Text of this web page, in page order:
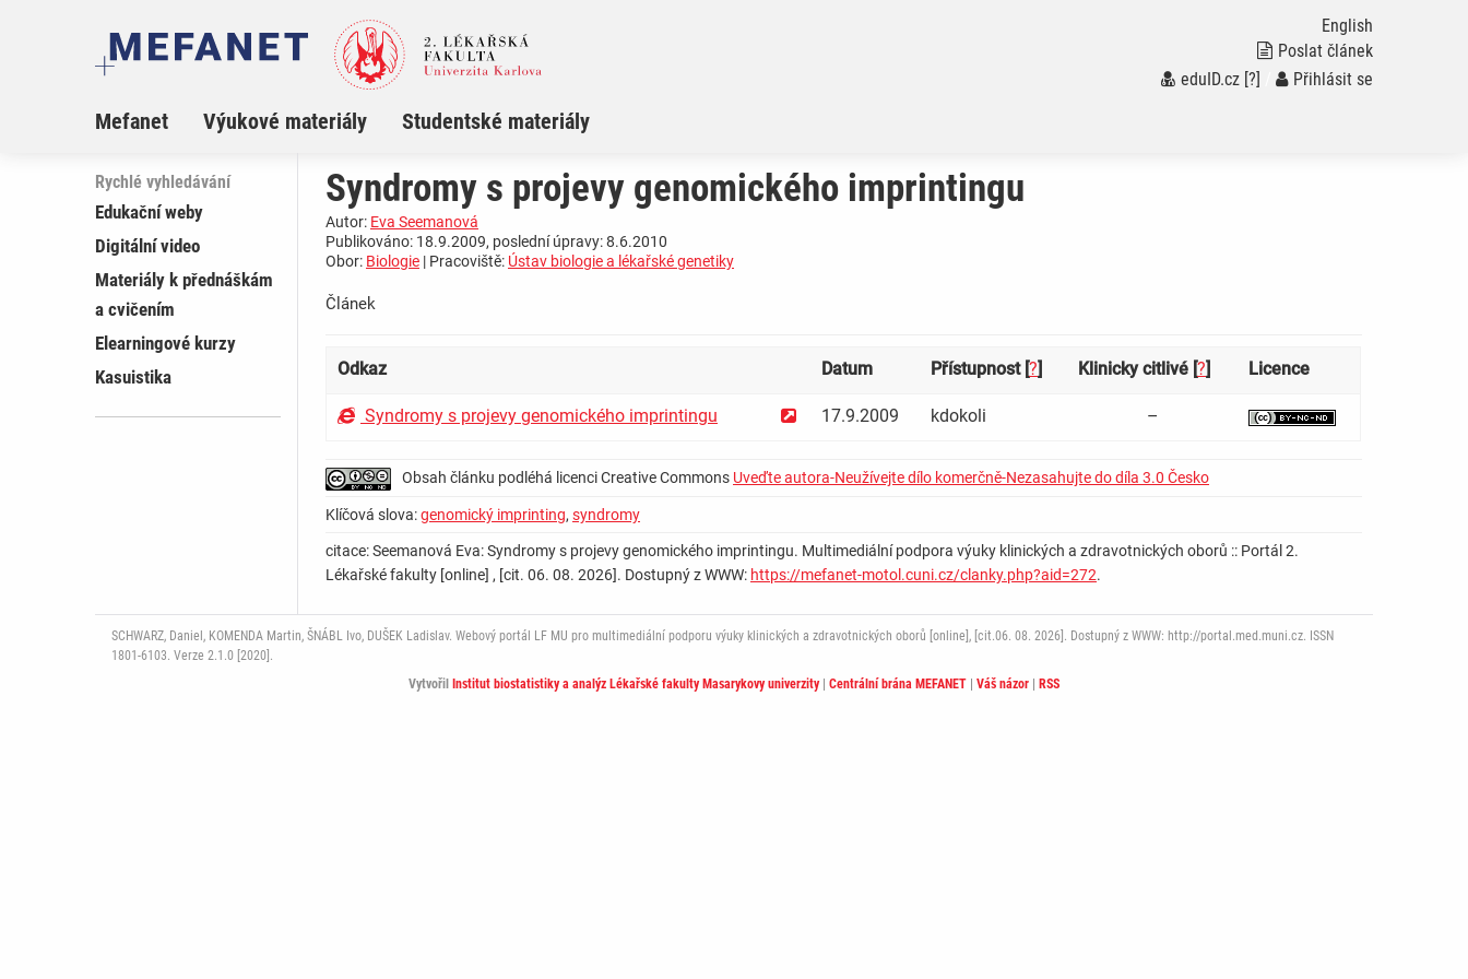
English
Poslat článek
eduID.cz [?] Přihlásit se
Mefanet Výukové materiály Studentské materiály
Rychlé vyhledávání
Edukační weby
Digitální video
Materiály k přednáškám
a cvičením
Elearningové kurzy
Kasuistika
Syndromy s projevy genomického imprintingu
Autor: Eva Seemanová
Publikováno: 18.9.2009, poslední úpravy: 8.6.2010
Obor: Biologie | Pracoviště: Ústav biologie a lékařské genetiky
Článek
Odkaz Datum Přístupnost [?] Klinicky citlivé [?] Licence
Syndromy s projevy genomického imprintingu 17.9.2009 kdokoli –
Obsah článku podléhá licenci Creative Commons Uveďte autora-Neužívejte dílo komerčně-Nezasahujte do díla 3.0 Česko
Klíčová slova:genomický imprinting, syndromy
citace: Seemanová Eva: Syndromy s projevy genomického imprintingu. Multimediální podpora výuky klinických a zdravotnických oborů :: Portál 2.
Lékařské fakulty [online] , [cit. 06. 08. 2026]. Dostupný z WWW: https://mefanet-motol.cuni.cz/clanky.php?aid=272.
SCHWARZ, Daniel, KOMENDA Martin, ŠNÁBL Ivo, DUŠEK Ladislav. Webový portál LF MU pro multimediální podporu výuky klinických a zdravotnických oborů [online], [cit.06. 08. 2026]. Dostupný z WWW: http://portal.med.muni.cz. ISSN
1801-6103. Verze 2.1.0 [2020].
Vytvořil
Institut biostatistiky a analýz Lékařské fakulty Masarykovy univerzity| Centrální brána MEFANET Váš názor RSS